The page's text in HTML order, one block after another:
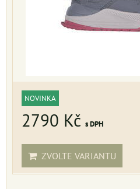
NOVINKA
2790 Kč s DPH
ZVOLTE VARIANTU